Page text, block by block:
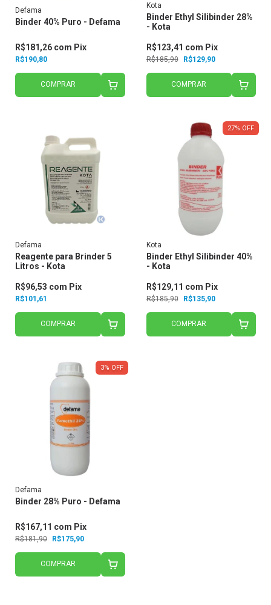
Defama
Binder 40% Puro - Defama
R$190,80
R$181,26 com Pix
COMPRAR
Kota
Binder Ethyl Silibinder 28%
- Kota
R$185,90 R$129,90
R$123,41 com Pix
COMPRAR
Defama
Reagente para Brinder 5
Litros - Kota
R$101,61
R$96,53 com Pix
COMPRAR
27% OFF
Kota
Binder Ethyl Silibinder 40%
- Kota
R$185,90 R$135,90
R$129,11 com Pix
COMPRAR
3% OFF
Defama
Binder 28% Puro - Defama
R$181,90 R$175,90
R$167,11 com Pix
COMPRAR